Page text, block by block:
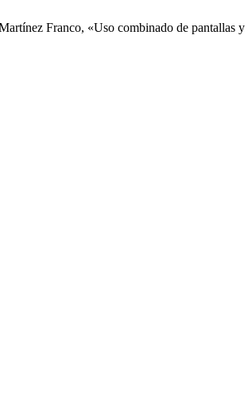
Franco, «Uso combinado de pantallas